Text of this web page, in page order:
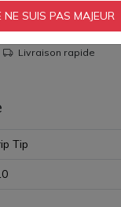
Livraison rapide
Tip
NE SUIS PAS MAJEUR